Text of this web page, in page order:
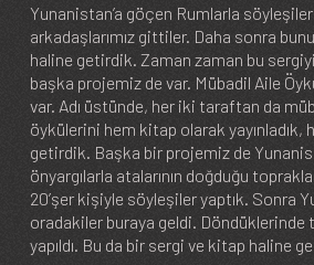
Yunanistan’a göçen Rumlarla söyleşiler
arkadaşlarımız gittiler. Daha sonra
haline getirdik. Zaman zaman bu
başka projemiz de var. Mübadil Aile
var. Adı üstünde, her iki taraftan da
öykülerini hem kitap olarak yayınladık,
getirdik. Başka bir projemiz de
önyargılarla atalarının doğduğu
20’şer kişiyle söyleşiler yaptık. Sonra
oradakiler buraya geldi. Döndüklerinde
yapıldı. Bu da bir sergi ve kitap haline